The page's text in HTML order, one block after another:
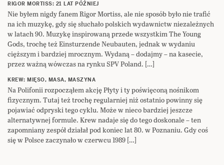
RIGOR MORTISS: 21 LAT PÓŹNIEJ
Nie byłem nigdy fanem Rigor Mortiss, ale nie sposób było nie trafić
na ich muzykę, gdy się słuchało polskich wydawnictw niezależnych
w latach 90. Muzykę inspirowaną przede wszystkim The Young
Gods, trochę też Einsturzende Neubauten, jednak w wydaniu
cięższym i bardziej mrocznym. Wydaną – dodajmy – na kasecie,
przez ważną wówczas na rynku SPV Poland. […]
KREW: MIĘSO, MASA, MASZYNA
Na Polifonii rozpocząłem akcję Płyty i ty poświęconą nośnikom
fizycznym. Tutaj też trochę regularniej niż ostatnio powinny się
pojawiać odpryski tego cyklu. Może w nieco bardziej jeszcze
alternatywnej formule. Krew nadaje się do tego doskonale – ten
zapomniany zespół działał pod koniec lat 80. w Poznaniu. Gdy coś
się w Polsce zaczynało w czerwcu 1989 […]